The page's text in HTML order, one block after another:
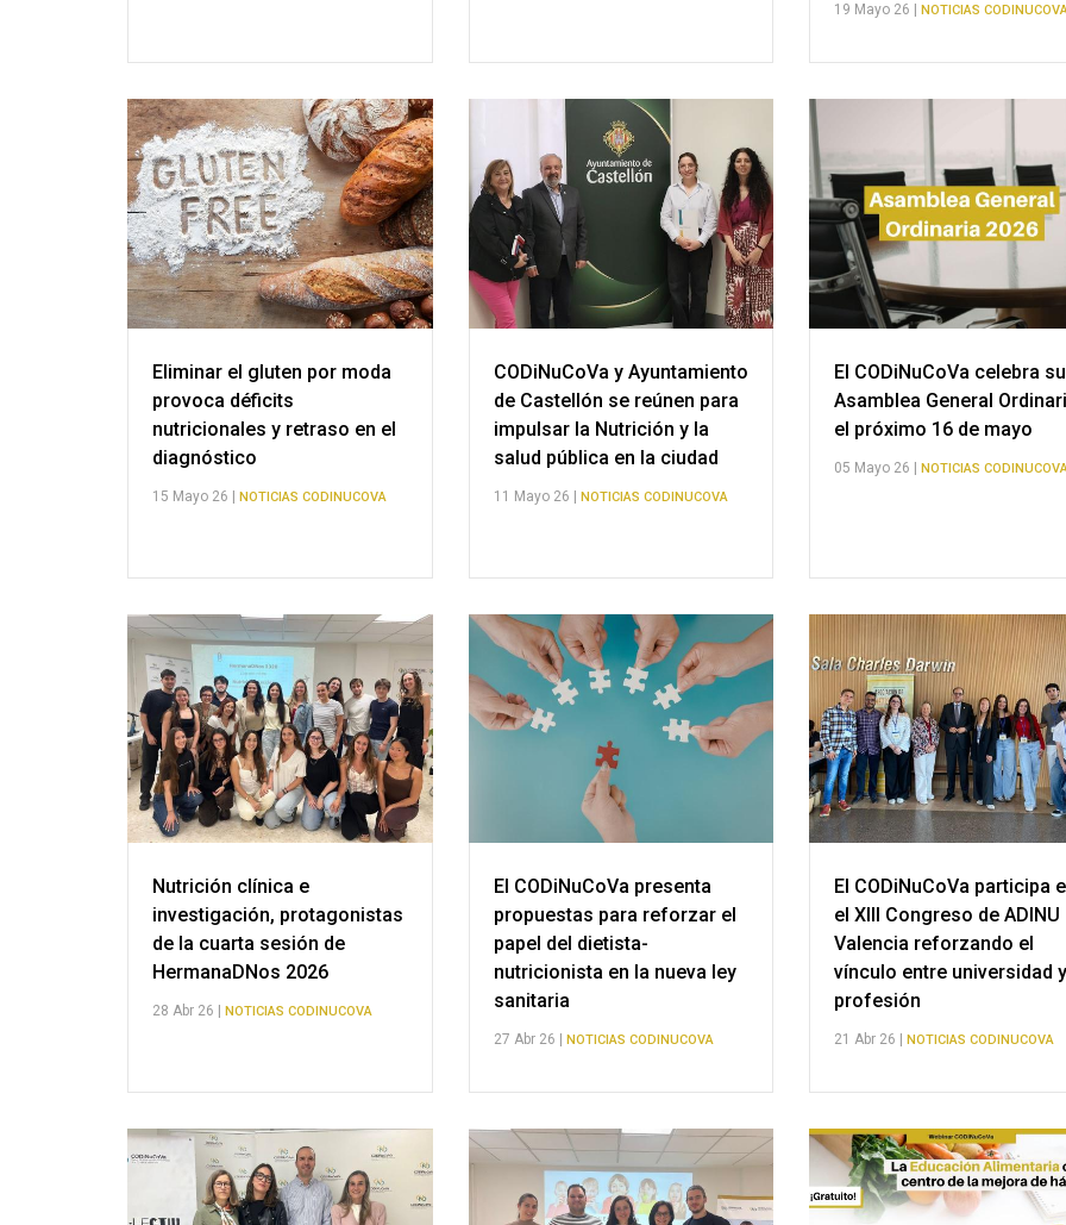
19 Mayo 26 |NOTICIAS
Eliminar el gluten por moda
provoca déficits
nutricionales y retraso en el
diagnóstico
15 Mayo 26 | NOTICIAS CODINUCOVA
CODiNuCoVa y Ayuntamiento
de Castellón se reúnen para
impulsar la Nutrición y la
salud pública en la ciudad
11 Mayo 26 | NOTICIAS CODINUCOVA
El CODiNuCoVa celebra su
Asamblea General
el próximo 16 de mayo
05 Mayo 26 |NOTICIAS
Nutrición clínica e
investigación, protagonistas
de la cuarta sesión de
HermanaDNos 2026
28 Abr 26 | NOTICIAS CODINUCOVA
El CODiNuCoVa presenta
propuestas para reforzar el
papel del dietista-
nutricionista en la nueva ley
sanitaria
27 Abr 26 | NOTICIAS CODINUCOVA
El CODiNuCoVa participa
el XIII Congreso de ADINU
Valencia reforzando el
vínculo entre universidad
profesión
21 Abr 26 |NOTICIAS CODINUCOVA